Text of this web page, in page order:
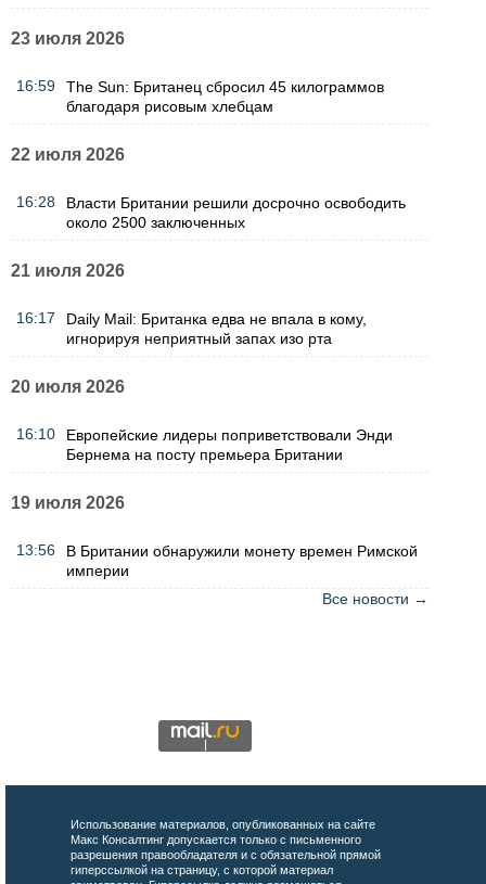
23 июля 2026
16:59
The Sun: Британец сбросил 45 килограммов
благодаря рисовым хлебцам
22 июля 2026
16:28
Власти Британии решили досрочно освободить
около 2500 заключенных
21 июля 2026
16:17
Daily Mail: Британка едва не впала в кому,
игнорируя неприятный запах изо рта
20 июля 2026
16:10
Европейские лидеры поприветствовали Энди
Бернема на посту премьера Британии
19 июля 2026
13:56
В Британии обнаружили монету времен Римской
империи
Все новости →
Использование материалов, опубликованных на сайте
Макс Консалтинг допускается только с письменного
разрешения правообладателя и с обязательной прямой
гиперссылкой на страницу, с которой материал